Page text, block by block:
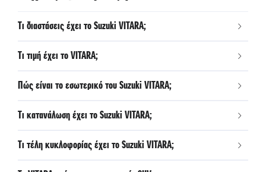
- Σύστημα Κλήσεων Έκτακτης Ανάγκης eCall
- Σύστημα Παρακολούθησης Οδηγού (DMS)
- Σύστημα Προειδοποίησης Εκτροπής Αυτοκινήτου
- Σύστημα Hill hold
- Σύστημα αυτόματης εναλλαγής μεγάλης σκάλας φώτων
Τι διαστάσεις έχει το Suzuki VITARA;
Τι τιμή έχει το VITARA;
Πώς είναι το εσωτερικό του Suzuki VITARA;
Τι κατανάλωση έχει το Suzuki VITARA;
Τι τέλη κυκλοφορίας έχει το Suzuki VITARA;